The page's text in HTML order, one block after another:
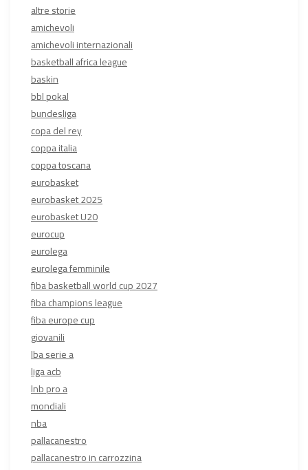
altre storie
amichevoli
amichevoli internazionali
basketball africa league
baskin
bbl pokal
bundesliga
copa del rey
coppa italia
coppa toscana
eurobasket
eurobasket 2025
eurobasket U20
eurocup
eurolega
eurolega femminile
fiba basketball world cup 2027
fiba champions league
fiba europe cup
giovanili
lba serie a
liga acb
lnb pro a
mondiali
nba
pallacanestro
pallacanestro in carrozzina